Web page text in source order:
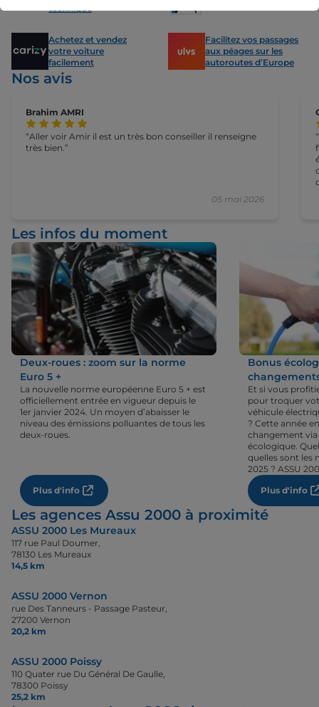
technique
Achetez et vendez
votre voiture
facilement
Facilitez vos passages
aux péages sur les
autoroutes d’Europe
Nos avis
Brahim AMRI
05 mai 2026
Aller voir Amir il est un très bon conseiller il renseigne
très bien.
Les infos du moment
Deux-roues : zoom sur la norme
Euro 5 +
La nouvelle norme européenne Euro 5 + est
officiellement entrée en vigueur depuis le
1er janvier 2024. Un moyen d’abaisser le
niveau des émissions polluantes de tous les
deux-roues.
Plus d'info
Bonus
Et si vous
pour troquer
véhicule
? Cette année
changement
écologique.
quelles sont les
2025 ? ASSU
Plus d'info
Les agences Assu 2000 à proximité
ASSU 2000 Les Mureaux
117 rue Paul Doumer,
78130 Les Mureaux
14,5 km
ASSU 2000 Vernon
rue Des Tanneurs - Passage Pasteur,
27200 Vernon
20,2 km
ASSU 2000 Poissy
110 Quater rue Du Général De Gaulle,
78300 Poissy
25,2 km